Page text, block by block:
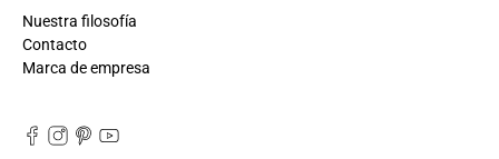
Nuestra filosofía
Contacto
Marca de empresa